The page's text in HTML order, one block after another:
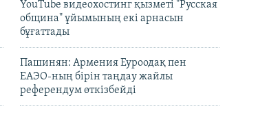
YouTube видеохостинг қызметі "Русская
община" ұйымының екі арнасын
бұғаттады
Пашинян: Армения Еуроодақ пен
ЕАЭО-ның бірін таңдау жайлы
референдум өткізбейді